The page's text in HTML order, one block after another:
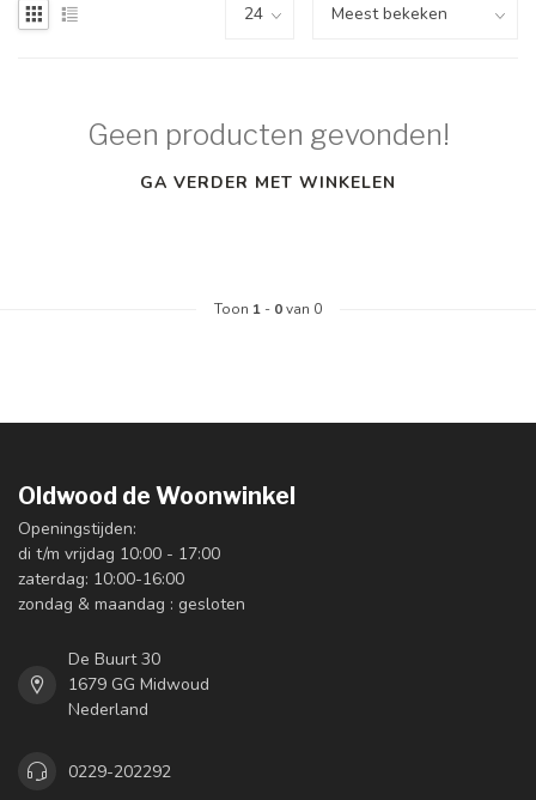
Geen producten gevonden!
GA VERDER MET WINKELEN
Toon 1 - 0van 0
Oldwood de Woonwinkel
Openingstijden:
di t/m vrijdag 10:00 - 17:00
zaterdag: 10:00-16:00
zondag & maandag : gesloten
De Buurt 30
1679 GG Midwoud
Nederland
0229-202292